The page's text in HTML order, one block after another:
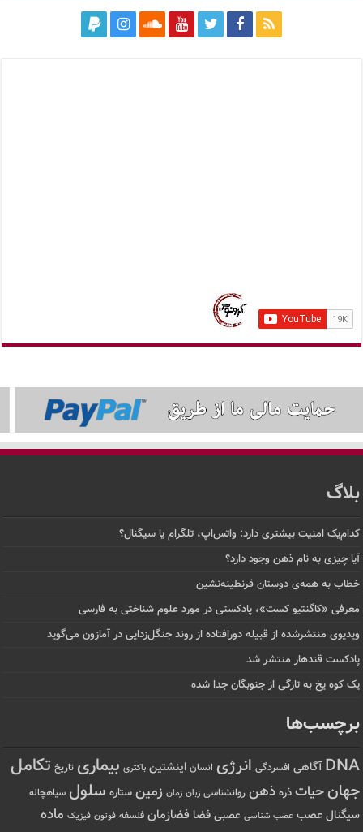
بلاگ
کدام‌یک امنیت بیشتری دارد: واتس‌اپ، تلگرام یا سیگنال؟
آیا چیزی به نام ذهن وجود دارد؟
خطاب به همه‌ی دوستان قرنطینه‌نشین
معرفی «کاگنتیو کست»، پادکستی در مورد علوم شناختی به فارسی
ویدیوی منتشرشده از قبیله دورافتاده‌ از روند جنگل‌زدایی در آمازون می‌گوید
پادکست قندهار منتشر شد
یک کوه یخ به تازگی از جنوبگان جدا شده
برچسب‌ها
DNA آگاهی افسردگی انرژی انسان اینشتین باکتری بیماری تاریخ تکامل
جهانحیات ذره ذهن روانشناسی زبان زمان زمین ستاره سلول سیاهچاله
سیگنال عصب عصب شناسی عصبی فضا فضازمان فلسفه فوتون فیزیک ماده